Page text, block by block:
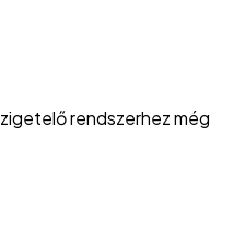
rendszerhez még